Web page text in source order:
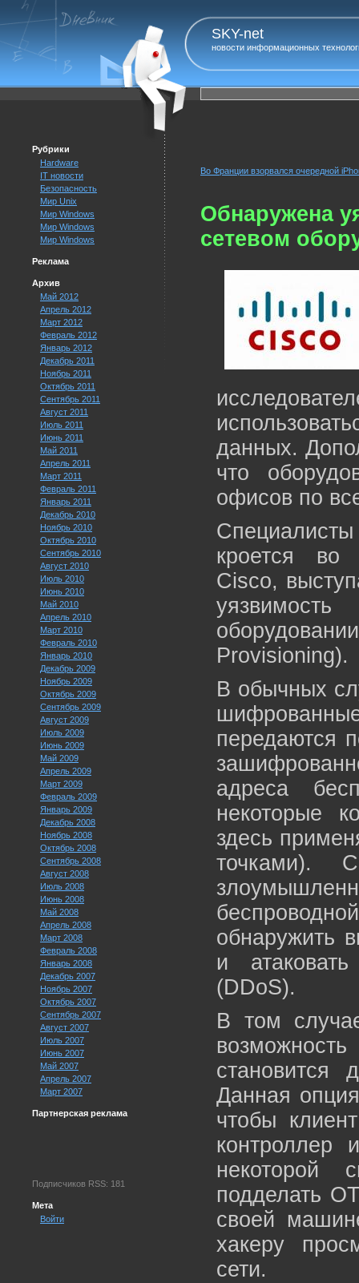
SKY-net
новости информационных
Рубрики
Hardware
IT новости
Безопасность
Мир Unix
Мир Windows
Мир Windows
Мир Windows
Реклама
Архив
Май 2012
Апрель 2012
Март 2012
Февраль 2012
Январь 2012
Декабрь 2011
Ноябрь 2011
Октябрь 2011
Сентябрь 2011
Август 2011
Июль 2011
Июнь 2011
Май 2011
Апрель 2011
Март 2011
Февраль 2011
Январь 2011
Декабрь 2010
Ноябрь 2010
Октябрь 2010
Сентябрь 2010
Август 2010
Июль 2010
Июнь 2010
Май 2010
Апрель 2010
Март 2010
Февраль 2010
Январь 2010
Декабрь 2009
Ноябрь 2009
Октябрь 2009
Сентябрь 2009
Август 2009
Июль 2009
Июнь 2009
Май 2009
Апрель 2009
Март 2009
Февраль 2009
Январь 2009
Декабрь 2008
Ноябрь 2008
Октябрь 2008
Сентябрь 2008
Август 2008
Июль 2008
Июнь 2008
Май 2008
Апрель 2008
Март 2008
Февраль 2008
Январь 2008
Декабрь 2007
Ноябрь 2007
Октябрь 2007
Сентябрь 2007
Август 2007
Июль 2007
Июнь 2007
Май 2007
Апрель 2007
Март 2007
Партнерская реклама
Подписчиков RSS: 181
Мета
Войти
Во Франции взорвался очередной
Обнаружена
сетевом
данных.
что
офисов по
кроется во
Cisco,
Provisioning).
В обычных
передаются
адреса
некоторые
здесь
точками).
обнаружить
и
(DDoS).
В том
Данная
чтобы
контроллер
некоторой
подделать
своей
хакеру
сети.